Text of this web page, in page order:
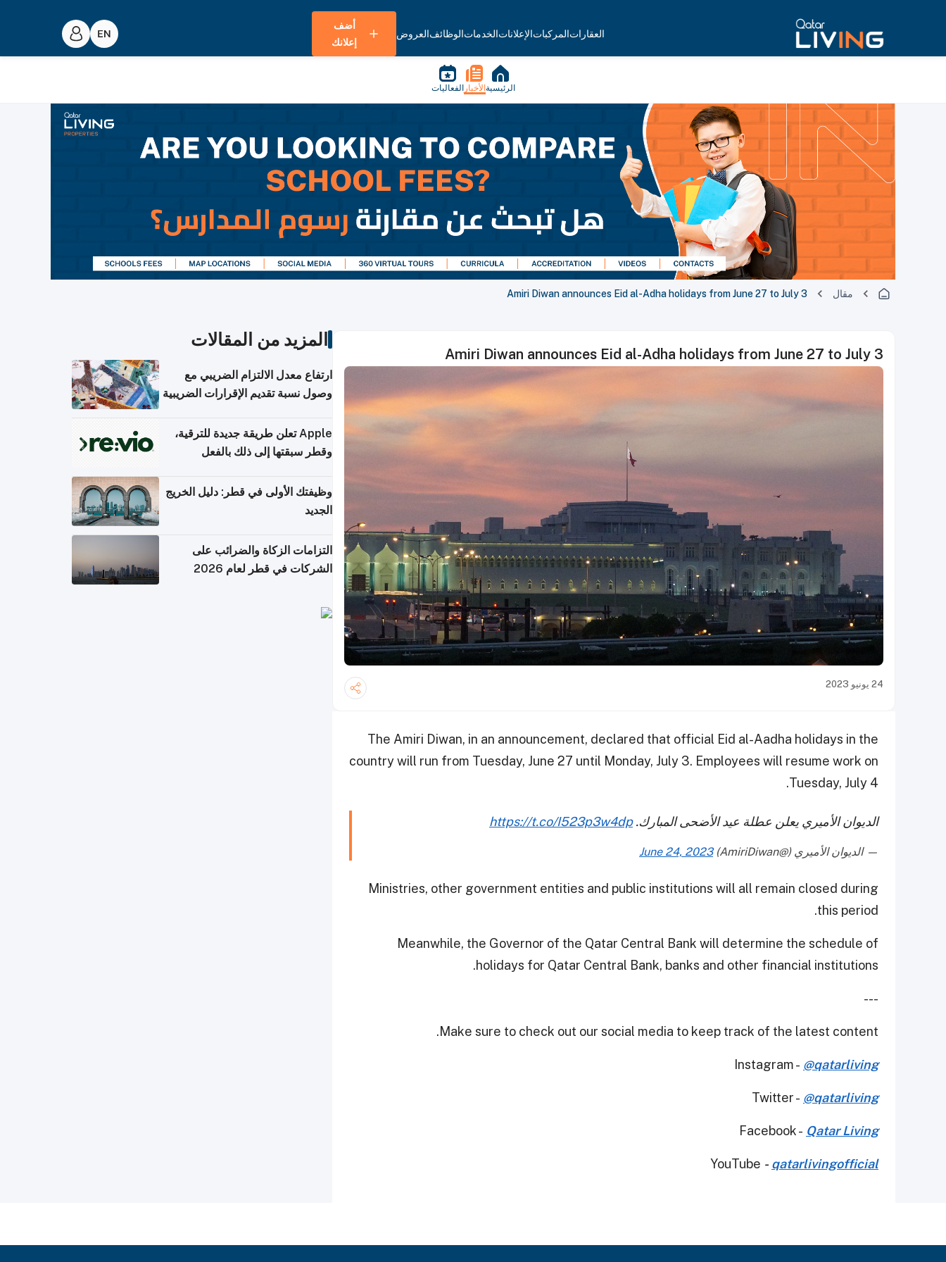
العقاراتالمركباتالإعلاناتالخدماتالوظائفالعروض
أضف
إعلانك
الرئيسية الأخبار الفعاليات
مقال Amiri Diwan announces Eid al-Adha holidays from June 27 to July 3
Amiri Diwan announces Eid al-Adha holidays from June 27 to July 3
24 يونيو 2023
The Amiri Diwan, in an announcement, declared that official Eid al-Aadha holidays in the
country will run from Tuesday, June 27 until Monday, July 3. Employees will resume work on
Tuesday, July 4.
الديوان الأميري يعلن عطلة عيد الأضحى المبارك.https://t.co/I523p3w4dp
— الديوان الأميري (@AmiriDiwan) June 24, 2023
Ministries, other government entities and public institutions will all remain closed during
this period.
Meanwhile, the Governor of the Qatar Central Bank will determine the schedule of
holidays for Qatar Central Bank, banks and other financial institutions.
---
Make sure to check out our social media to keep track of the latest content.
Instagram - @qatarliving
Twitter - @qatarliving
Facebook - Qatar Living
YouTube - qatarlivingofficial
المزيد من المقالات
ارتفاع معدل الالتزام الضريبي مع
وصول نسبة تقديم الإقرارات الضريبية
Apple تعلن طريقة جديدة للترقية،
وقطر سبقتها إلى ذلك بالفعل
وظيفتك الأولى في قطر: دليل الخريج
الجديد
التزامات الزكاة والضرائب على
الشركات في قطر لعام 2026